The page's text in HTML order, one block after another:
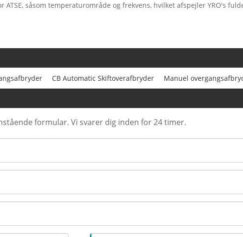
såsom temperaturområde og frekvens, hvilket afspejler YRO's
CB Automatic Skiftoverafbryder Manuel
formular. Vi svarer dig inden for 24 timer.